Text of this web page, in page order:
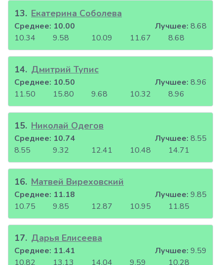
13. Екатерина Соболева
10.34 9.58 10.09 11.67 8.68
Среднее: 10.00 Лучшее: 8.68
14. Дмитрий Тупис
11.50 15.80 9.68 10.32 8.96
Среднее: 10.50 Лучшее: 8.96
15. Николай Одегов
8.55 9.32 12.41 10.48 14.71
Среднее: 10.74 Лучшее: 8.55
16. Матвей Виреховский
10.75 9.85 12.87 10.95 11.85
Среднее: 11.18 Лучшее: 9.85
17. Дарья Елисеева
10.82 13.13 14.04 9.59 10.28
Среднее: 11.41 Лучшее: 9.59